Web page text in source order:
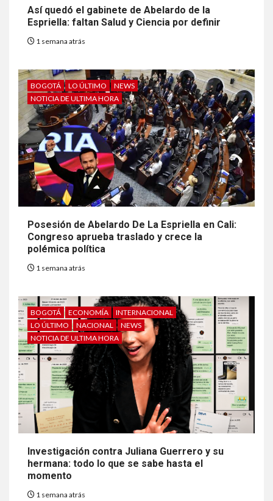
Así quedó el gabinete de Abelardo de la
Espriella: faltan Salud y Ciencia por definir
1 semana atrás
BOGOTÁ LO ÚLTIMO
NEWS
NOTICIA DE ULTIMA HORA
Posesión de Abelardo De La Espriella en Cali:
Congreso aprueba traslado y crece la
polémica política
1 semana atrás
BOGOTÁ ECONOMÍA
INTERNACIONAL
LO ÚLTIMO
NACIONAL
NEWS
NOTICIA DE ULTIMA HORA
Investigación contra Juliana Guerrero y su
hermana: todo lo que se sabe hasta el
momento
1 semana atrás